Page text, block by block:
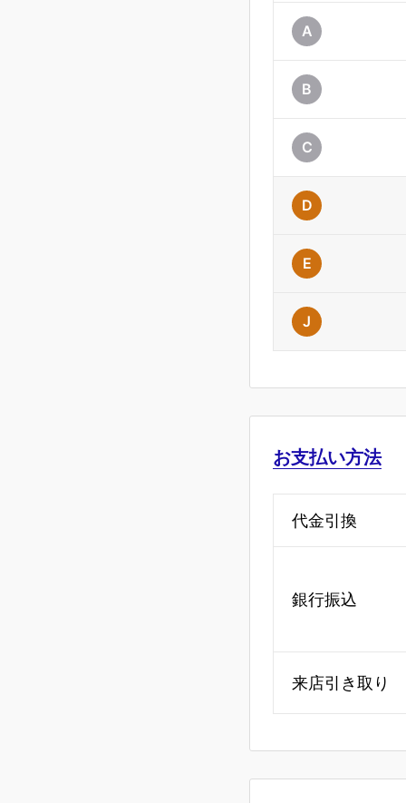
A
B
C
D
E
J
お支払い方法
代金引換
銀行振込
来店引き取り